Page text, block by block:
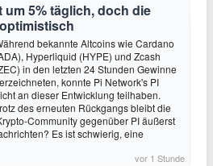
um 5% täglich, doch die
bekannte Altcoins wie Cardano
Hyperliquid (HYPE) und Zcash
in den letzten 24 Stunden Gewinne
konnte Pi Network's PI
an dieser Entwicklung teilhaben.
des erneuten Rückgangs bleibt die
Community gegenüber PI äußerst
Es ist schwierig, eine
vor 1 Stunde